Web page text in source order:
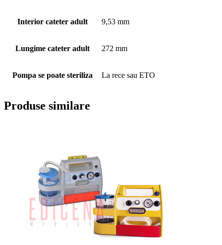
Interior cateter adult 9,53 mm
Lungime cateter adult 272 mm
Pompa se poate steriliza La rece sau ETO
Produse similare